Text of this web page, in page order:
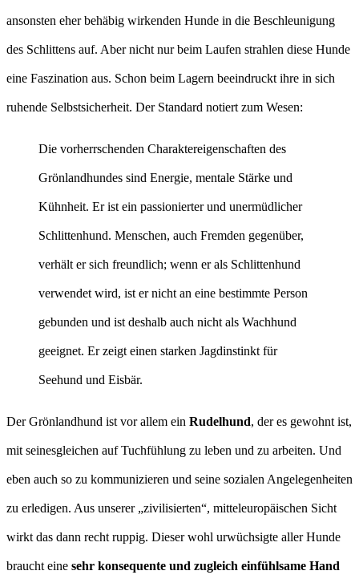
ansonsten eher behäbig wirkenden Hunde in die Beschleunigung
des Schlittens auf. Aber nicht nur beim Laufen strahlen diese Hunde
eine Faszination aus. Schon beim Lagern beeindruckt ihre in sich
ruhende Selbstsicherheit. Der Standard notiert zum Wesen:
Die vorherrschenden Charaktereigenschaften des
Grönlandhundes sind Energie, mentale Stärke und
Kühnheit. Er ist ein passionierter und unermüdlicher
Schlittenhund. Menschen, auch Fremden gegenüber,
verhält er sich freundlich; wenn er als Schlittenhund
verwendet wird, ist er nicht an eine bestimmte Person
gebunden und ist deshalb auch nicht als Wachhund
geeignet. Er zeigt einen starken Jagdinstinkt für
Seehund und Eisbär.
Der Grönlandhund ist vor allem ein Rudelhund, der es gewohnt ist,
mit seinesgleichen auf Tuchfühlung zu leben und zu arbeiten. Und
eben auch so zu kommunizieren und seine sozialen Angelegenheiten
zu erledigen. Aus unserer „zivilisierten“, mitteleuropäischen Sicht
wirkt das dann recht ruppig. Dieser wohl urwüchsigte aller Hunde
braucht eine sehr konsequente und zugleich einfühlsame Hand